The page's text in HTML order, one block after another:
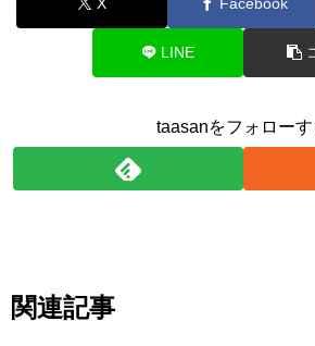
LINE
taasanをフォローす
関連記事